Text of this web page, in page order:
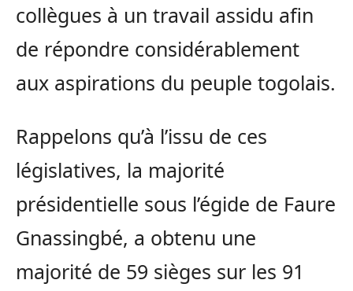
collègues à un travail assidu afin
de répondre considérablement
aux aspirations du peuple togolais.
Rappelons qu’à l’issu de ces
législatives, la majorité
présidentielle sous l’égide de Faure
Gnassingbé, a obtenu une
majorité de 59 sièges sur les 91